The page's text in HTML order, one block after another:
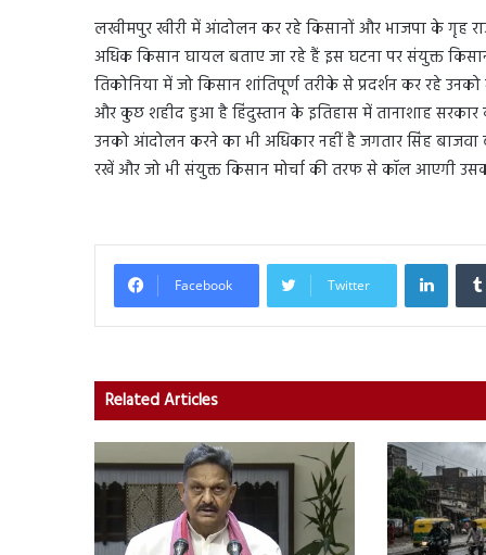
लखीमपुर खीरी में आंदोलन कर रहे किसानों और भाजपा के गृह
अधिक किसान घायल बताए जा रहे हैं इस घटना पर संयुक्त
तिकोनिया में जो किसान शांतिपूर्ण तरीके से प्रदर्शन कर रहे
और कुछ शहीद हुआ है हिंदुस्तान के इतिहास में तानाशाह
उनको आंदोलन करने का भी अधिकार नहीं है जगतार सिंह
रखें और जो भी संयुक्त किसान मोर्चा की तरफ से कॉल आएगी
Facebook Twitter
Related Articles